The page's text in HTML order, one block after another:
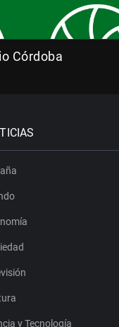
Córdoba
y Tecnología